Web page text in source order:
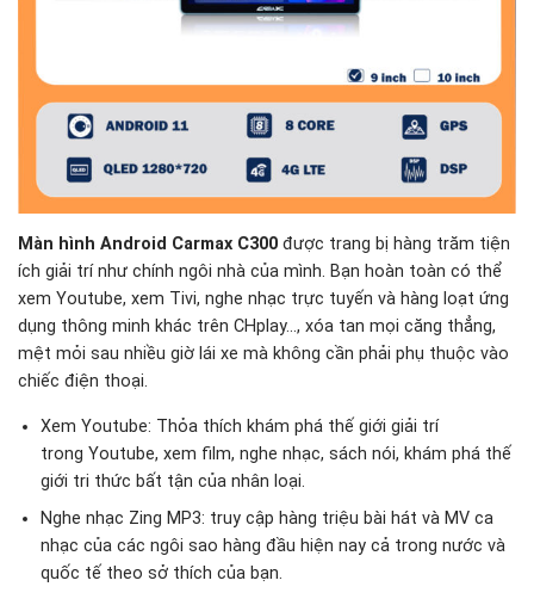
Màn hình Android Carmax C300 được trang bị hàng trăm tiện
ích giải trí như chính ngôi nhà của mình. Bạn hoàn toàn có thể
xem Youtube, xem Tivi, nghe nhạc trực tuyến và hàng loạt ứng
dụng thông minh khác trên CHplay…, xóa tan mọi căng thẳng,
mệt mỏi sau nhiều giờ lái xe mà không cần phải phụ thuộc vào
chiếc điện thoại.
Xem Youtube: Thỏa thích khám phá thế giới giải trí
trong Youtube, xem film, nghe nhạc, sách nói, khám phá thế
giới tri thức bất tận của nhân loại.
Nghe nhạc Zing MP3: truy cập hàng triệu bài hát và MV ca
nhạc của các ngôi sao hàng đầu hiện nay cả trong nước và
quốc tế theo sở thích của bạn.